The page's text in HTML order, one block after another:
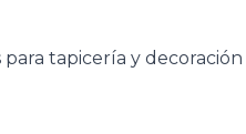
tapicería y decoración